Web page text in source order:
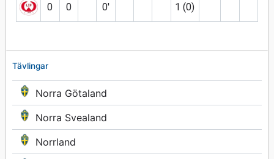
Tävlingar
Norra Götaland
Norra Svealand
Norrland
0 0 0′ 1 (0)